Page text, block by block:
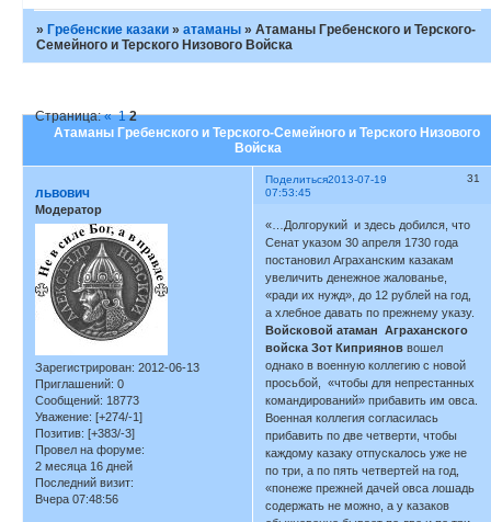
»Гребенские казаки »атаманы »Атаманы Гребенского и Терского-
Семейного и Терского Низового Войска
Атаманы Гребенского и Терского-Семейного и Терского Низового
Войска
Страница:« 1 2
Поделиться 31
2013-07-19
07:53:45
львович
Модератор
Зарегистрирован: 2012-06-13
Приглашений: 0
Сообщений: 18773
Уважение: [+274/-1]
Позитив: [+383/-3]
Провел на форуме:
2 месяца 16 дней
Последний визит:
Вчера 07:48:56
«…Долгорукий и здесь добился, что
Сенат указом 30 апреля 1730 года
постановил Аграханским казакам
увеличить денежное жалованье,
«ради их нужд», до 12 рублей на год,
а хлебное давать по прежнему указу.
Войсковой атаман Аграханского
войска Зот Киприяноввошел
однако в военную коллегию с новой
просьбой, «чтобы для непрестанных
командирований» прибавить им овса.
Военная коллегия согласилась
прибавить по две четверти, чтобы
каждому казаку отпускалось уже не
по три, а по пять четвертей на год,
«понеже прежней дачей овса лошадь
содержать не можно, а у казаков